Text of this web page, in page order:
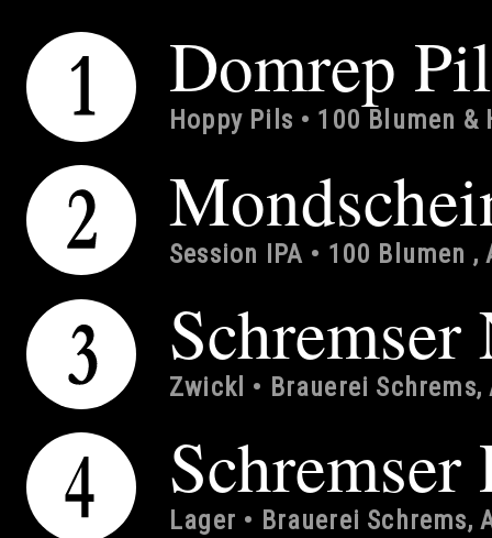
Domrep
Hoppy Pils • 100 Blumen &
Session IPA • 100 Blumen ,
Zwickl • Brauerei Schrems,
Lager • Brauerei Schrems,